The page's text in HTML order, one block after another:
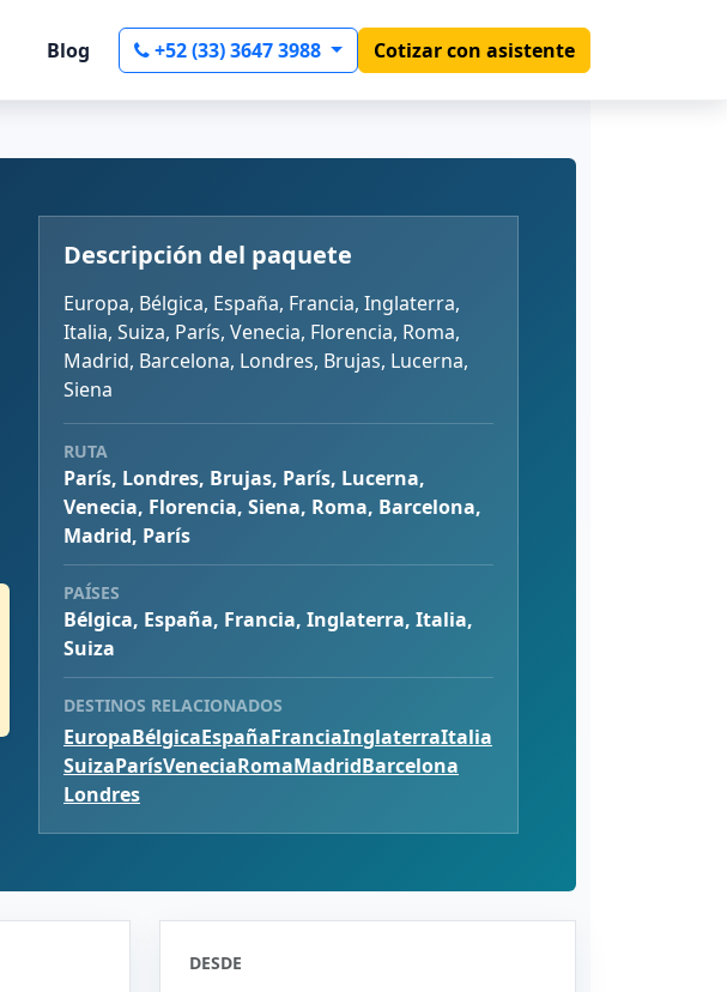
Blog +52 (33) 3647 3988 Cotizar con asistente
Descripción del paquete
Europa, Bélgica, España, Francia, Inglaterra,
Italia, Suiza, París, Venecia, Florencia, Roma,
Madrid, Barcelona, Londres, Brujas, Lucerna,
Siena
RUTA
París, Londres, Brujas, París, Lucerna,
Venecia, Florencia, Siena, Roma, Barcelona,
Madrid, París
PAÍSES
Bélgica, España, Francia, Inglaterra, Italia,
Suiza
DESTINOS RELACIONADOS
EuropaBélgicaEspañaFranciaInglaterraItalia
SuizaParísVeneciaRomaMadridBarcelona
Londres
DESDE